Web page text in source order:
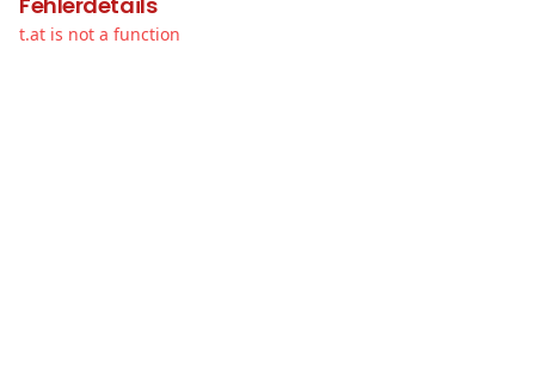
t.at is not a function